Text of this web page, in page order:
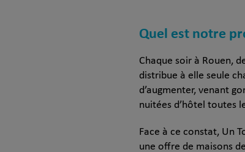
Quel est notre
Chaque soir à Rouen,
distribue à elle seule
d’augmenter, venant
nuitées d’hôtel toutes
Face à ce constat, Un
une offre de maisons